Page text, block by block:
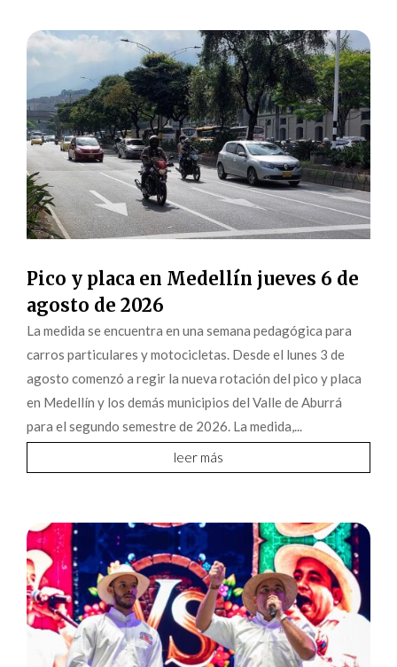
Pico y placa en Medellín jueves 6 de
agosto de 2026
La medida se encuentra en una semana pedagógica para
carros particulares y motocicletas. Desde el lunes 3 de
agosto comenzó a regir la nueva rotación del pico y placa
en Medellín y los demás municipios del Valle de Aburrá
para el segundo semestre de 2026. La medida,...
leer más